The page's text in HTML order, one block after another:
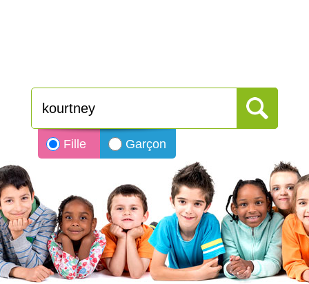
Fille Garçon